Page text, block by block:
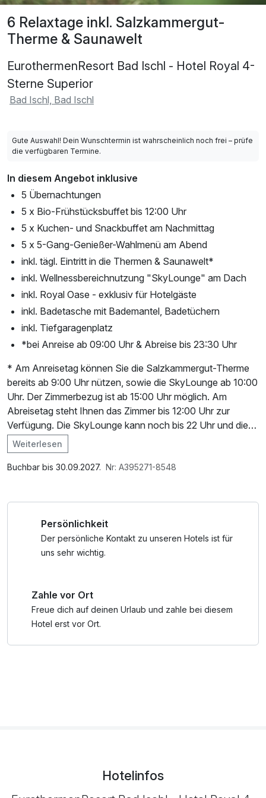
6 Relaxtage inkl. Salzkammergut-
Therme & Saunawelt
EurothermenResort Bad Ischl - Hotel Royal 4-
Sterne Superior
Bad Ischl, Bad Ischl
Gute Auswahl! Dein Wunschtermin ist wahrscheinlich noch frei – prüfe
die verfügbaren Termine.
In diesem Angebot inklusive
5 Übernachtungen
5 x Bio-Frühstücksbuffet bis 12:00 Uhr
5 x Kuchen- und Snackbuffet am Nachmittag
5 x 5-Gang-Genießer-Wahlmenü am Abend
inkl. tägl. Eintritt in die Thermen & Saunawelt*
inkl. Wellnessbereichnutzung "SkyLounge" am Dach
inkl. Royal Oase - exklusiv für Hotelgäste
inkl. Badetasche mit Bademantel, Badetüchern
inkl. Tiefgaragenplatz
*bei Anreise ab 09:00 Uhr & Abreise bis 23:30 Uhr
* Am Anreisetag können Sie die Salzkammergut-Therme
bereits ab 9:00 Uhr nützen, sowie die SkyLounge ab 10:00
Uhr. Der Zimmerbezug ist ab 15:00 Uhr möglich. Am
Abreisetag steht Ihnen das Zimmer bis 12:00 Uhr zur
Verfügung. Die SkyLounge kann noch bis 22 Uhr und die
Salzkammergut-Therme inklusive Saunawelt Relaxium bis
23:30 Uhr besucht werden!
Im Angebot enthalten
Saunabenutzung, Saunatuch, Leihbademantel, Parkplatz,
Badetasche mit Bademantel und -tücher
Weiterlesen
Buchbar bis 30.09.2027. Nr: A395271-8548
Persönlichkeit
Der persönliche Kontakt zu unseren Hotels ist für
uns sehr wichtig.
Zahle vor Ort
Freue dich auf deinen Urlaub und zahle bei diesem
Hotel erst vor Ort.
Hotelinfos